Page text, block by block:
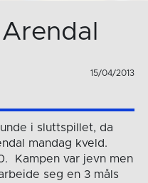
15/04/2013
i sluttspillet, da
mandag kveld.
Kampen var jevn men
seg en 3 måls